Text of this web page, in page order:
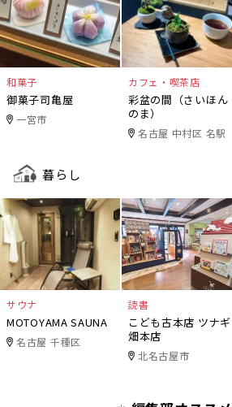
和菓子
御菓子司亀屋
一宮市
カフェ・喫茶店
彩盆の間（さいほん
のま）
名古屋 中村区 名駅
暮らし
サウナ
MOTOYAMA SAUNA
名古屋 千種区
読書
こども古本店 ツナギ
畑本店
北名古屋市